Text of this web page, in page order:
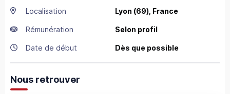
Localisation Lyon (69), France
Rémunération Selon profil
Date de début Dès que possible
Nous retrouver